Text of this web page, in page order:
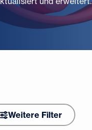
Weitere Filter